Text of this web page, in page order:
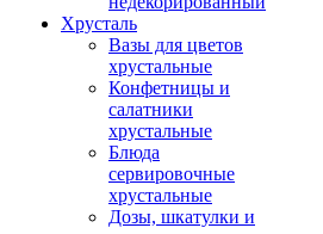
Хрусталь
Вазы для цветов
хрустальные
Конфетницы и
салатники
хрустальные
Блюда
сервировочные
хрустальные
Дозы, шкатулки и